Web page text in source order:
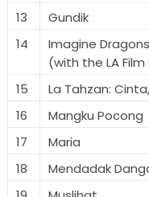
13
Gundik
14
Imagine
(with the LA
15
La Tahzan:
16
Mangku Pocong
17
Maria
18
Mendadak